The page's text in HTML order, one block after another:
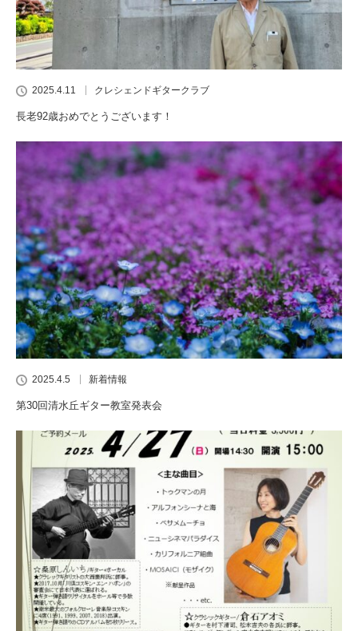
2025.4.11 クレシェンドギタークラブ
長老92歳おめでとうございます！
2025.4.5 新着情報
第30回清水丘ギター教室発表会